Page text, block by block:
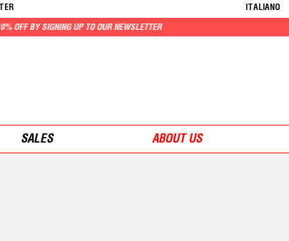
ITALIANO
UP TO OUR NEWSLETTER
SALES ABOUT US